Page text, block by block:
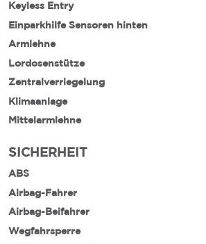
Keyless Entry
Einparkhilfe Sensoren hinten
Armlehne
Lordosenstütze
Zentralverriegelung
Klimaanlage
Mittelarmlehne
SICHERHEIT
ABS
Airbag-Fahrer
Airbag-Beifahrer
Wegfahrsperre